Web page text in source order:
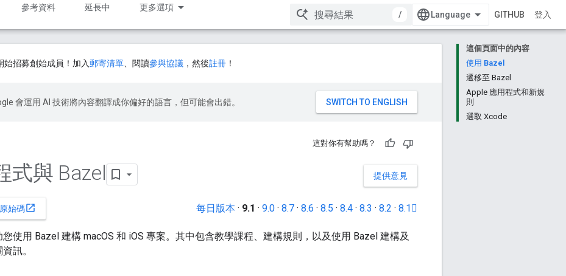
參考資料 延長中 更多選項
/ GITHUB 登入
這個頁面中的內容
使用 Bazel
遷移至 Bazel
Apple 應用程式和新規
則
選取 Xcode
始招募創始成員！加入郵寄清單 、閱讀參與協議 ，然後註冊 ！
會運用 AI 技術將內容翻譯成你偏好的語言，但可能會出錯。
這對你有幫助嗎？
提供意見
式與 Bazel
始碼open_in_new 每日版本 · 9.1 · 9.0 · 8.7 · 8.6 · 8.5 · 8.4 · 8.3 · 8.2 · 8.1
使用 Bazel 建構 macOS 和 iOS 專案。其中包含教學課程、建構規則，以及使用 Bazel 建構及
訊。